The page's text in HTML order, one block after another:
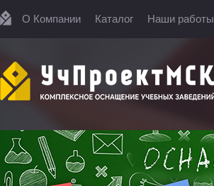
О Компании Каталог Наши работы